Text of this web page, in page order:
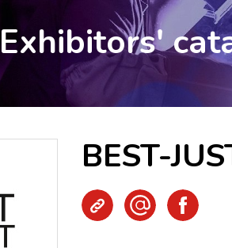
Exhibitors'
BEST-
StronaWyślij